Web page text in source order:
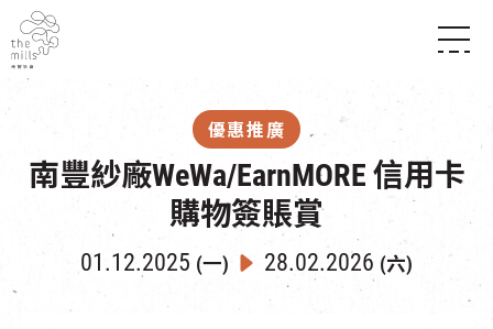
媒體中心
南豐店堂
商店
活動場地
所有活動
世界之約
導賞團
走進南豐紗廠
優惠推廣
南豐紗廠WeWa/EarnMORE 信用卡
購物簽賬賞
01.12.2025 (一) 28.02.2026 (六)